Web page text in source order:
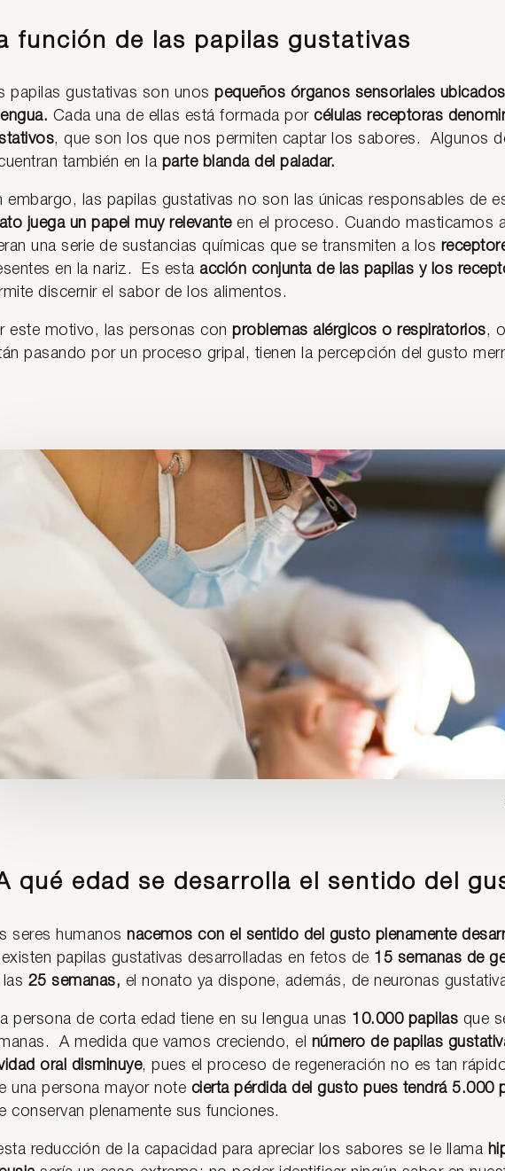
función de las papilas gustativas
papilas gustativas son unos pequeños órganos sensoriales
Cada una de ellas está formada porcélulas receptoras
, que son los que nos permiten captar los sabores. Algunos
también en la parte blanda del paladar.
embargo, las papilas gustativas no son las únicas responsables de
juega un papel muy relevanteen el proceso. Cuando masticamos
una serie de sustancias químicas que se transmiten a los
en la nariz. Es esta acción conjunta de las papilas y los
discernir el sabor de los alimentos.
este motivo, las personas con problemas alérgicos o respiratorios,
pasando por un proceso gripal, tienen la percepción del gusto
qué edad se desarrolla el sentido del
seres humanos nacemos con el sentido del gusto plenamente
papilas gustativas desarrolladas en fetos de 15 semanas de
25 semanas, el nonato ya dispone, además, de neuronas
persona de corta edad tiene en su lengua unas 10.000 papilas que
A medida que vamos creciendo, el número de papilas
oral disminuye, pues el proceso de regeneración no es tan
una persona mayor note cierta pérdida del gusto pues tendrá 5.000
conservan plenamente sus funciones.
reducción de la capacidad para apreciar los sabores se le llama